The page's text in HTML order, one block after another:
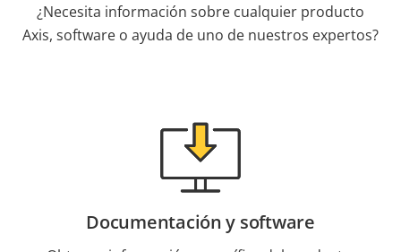
¿Necesita información sobre cualquier producto
Axis, software o ayuda de uno de nuestros expertos?
Documentación y software